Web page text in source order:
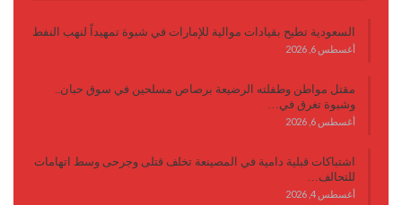
السعودية تطيح بقيادات موالية للإمارات في شبوة تمهيداً لنهب النفط
أغسطس 6, 2026
مقتل مواطن وطفلته الرضيعة برصاص مسلحين في سوق حبان..
وشبوة تغرق في…
أغسطس 6, 2026
اشتباكات قبلية دامية في المصينعة تخلف قتلى وجرحى وسط اتهامات
للتحالف…
أغسطس 4, 2026